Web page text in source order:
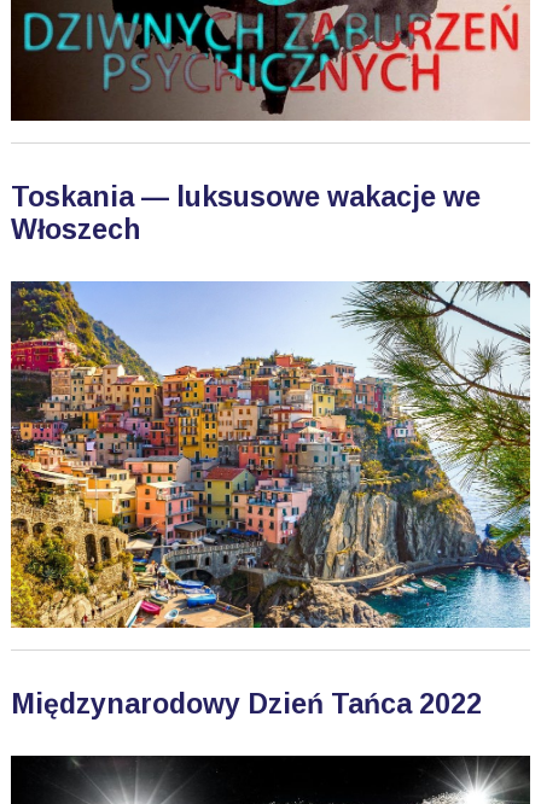
Toskania — luksusowe wakacje we
Włoszech
Międzynarodowy Dzień Tańca 2022